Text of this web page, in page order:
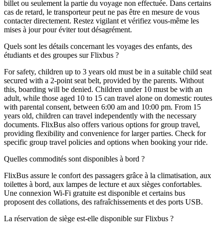
billet ou seulement la partie du voyage non effectuée. Dans certains
cas de retard, le transporteur peut ne pas être en mesure de vous
contacter directement. Restez vigilant et vérifiez vous-même les
mises à jour pour éviter tout désagrément.
Quels sont les détails concernant les voyages des enfants, des
étudiants et des groupes sur Flixbus ?
For safety, children up to 3 years old must be in a suitable child seat
secured with a 2-point seat belt, provided by the parents. Without
this, boarding will be denied. Children under 10 must be with an
adult, while those aged 10 to 15 can travel alone on domestic routes
with parental consent, between 6:00 am and 10:00 pm. From 15
years old, children can travel independently with the necessary
documents. FlixBus also offers various options for group travel,
providing flexibility and convenience for larger parties. Check for
specific group travel policies and options when booking your ride.
Quelles commodités sont disponibles à bord ?
FlixBus assure le confort des passagers grâce à la climatisation, aux
toilettes à bord, aux lampes de lecture et aux sièges confortables.
Une connexion Wi-Fi gratuite est disponible et certains bus
proposent des collations, des rafraîchissements et des ports USB.
La réservation de siège est-elle disponible sur Flixbus ?